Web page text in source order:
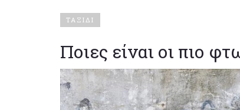
ΤΑΞΙΔΙ
Ποιες είναι οι πιο